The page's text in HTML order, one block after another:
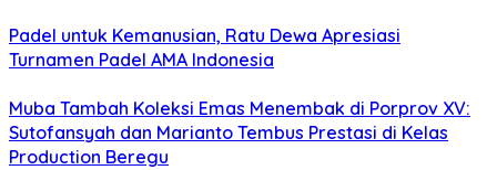
Padel untuk Kemanusian, Ratu Dewa Apresiasi
Turnamen Padel AMA Indonesia
Muba Tambah Koleksi Emas Menembak di Porprov XV:
Sutofansyah dan Marianto Tembus Prestasi di Kelas
Production Beregu